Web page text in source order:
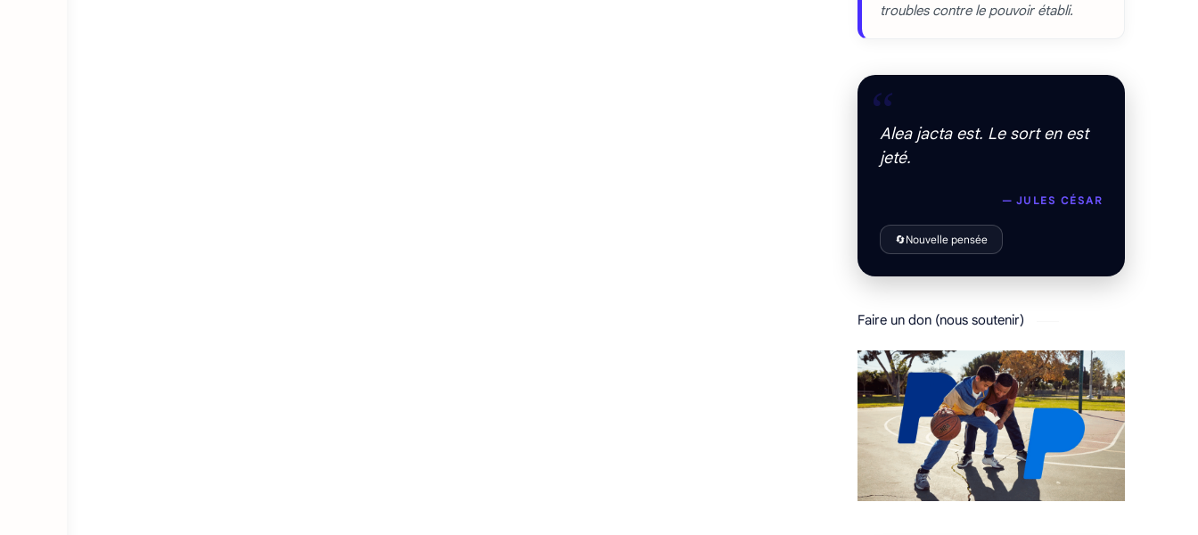
troubles contre le pouvoir établi.
“
Alea jacta est. Le sort en est
jeté.
— JULES CÉSAR
🔄Nouvelle pensée
Faire un don (nous soutenir)